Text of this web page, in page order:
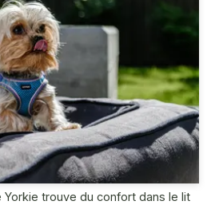
Yorkie trouve du confort dans le lit